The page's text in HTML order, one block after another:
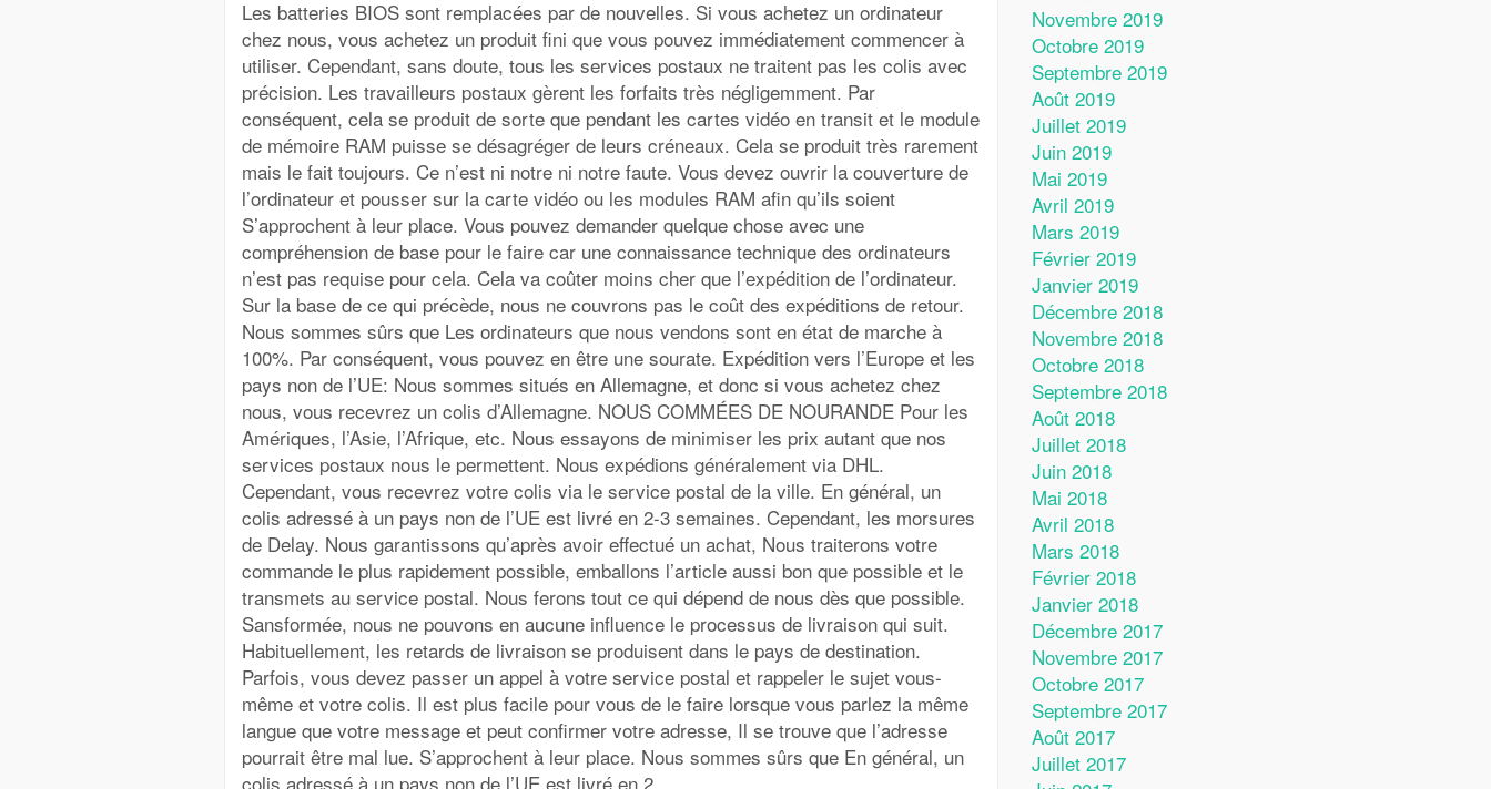
Les batteries BIOS sont remplacées par de nouvelles. Si vous achetez un ordinateur
chez nous, vous achetez un produit fini que vous pouvez immédiatement commencer à
utiliser. Cependant, sans doute, tous les services postaux ne traitent pas les colis avec
précision. Les travailleurs postaux gèrent les forfaits très négligemment. Par
conséquent, cela se produit de sorte que pendant les cartes vidéo en transit et le module
de mémoire RAM puisse se désagréger de leurs créneaux. Cela se produit très rarement
mais le fait toujours. Ce n’est ni notre ni notre faute. Vous devez ouvrir la couverture de
l’ordinateur et pousser sur la carte vidéo ou les modules RAM afin qu’ils soient
S’approchent à leur place. Vous pouvez demander quelque chose avec une
compréhension de base pour le faire car une connaissance technique des ordinateurs
n’est pas requise pour cela. Cela va coûter moins cher que l’expédition de l’ordinateur.
Sur la base de ce qui précède, nous ne couvrons pas le coût des expéditions de retour.
Nous sommes sûrs que Les ordinateurs que nous vendons sont en état de marche à
100%. Par conséquent, vous pouvez en être une sourate. Expédition vers l’Europe et les
pays non de l’UE: Nous sommes situés en Allemagne, et donc si vous achetez chez
nous, vous recevrez un colis d’Allemagne. NOUS COMMÉES DE NOURANDE Pour les
Amériques, l’Asie, l’Afrique, etc. Nous essayons de minimiser les prix autant que nos
services postaux nous le permettent. Nous expédions généralement via DHL.
Cependant, vous recevrez votre colis via le service postal de la ville. En général, un
colis adressé à un pays non de l’UE est livré en 2-3 semaines. Cependant, les morsures
de Delay. Nous garantissons qu’après avoir effectué un achat, Nous traiterons votre
commande le plus rapidement possible, emballons l’article aussi bon que possible et le
transmets au service postal. Nous ferons tout ce qui dépend de nous dès que possible.
Sansformée, nous ne pouvons en aucune influence le processus de livraison qui suit.
Habituellement, les retards de livraison se produisent dans le pays de destination.
Parfois, vous devez passer un appel à votre service postal et rappeler le sujet vous-
même et votre colis. Il est plus facile pour vous de le faire lorsque vous parlez la même
langue que votre message et peut confirmer votre adresse, Il se trouve que l’adresse
pourrait être mal lue. S’approchent à leur place. Nous sommes sûrs que En général, un
colis adressé à un pays non de l’UE est livré en 2.
Novembre 2019
Octobre 2019
Septembre 2019
Août 2019
Juillet 2019
Juin 2019
Mai 2019
Avril 2019
Mars 2019
Février 2019
Janvier 2019
Décembre 2018
Novembre 2018
Octobre 2018
Septembre 2018
Août 2018
Juillet 2018
Juin 2018
Mai 2018
Avril 2018
Mars 2018
Février 2018
Janvier 2018
Décembre 2017
Novembre 2017
Octobre 2017
Septembre 2017
Août 2017
Juillet 2017